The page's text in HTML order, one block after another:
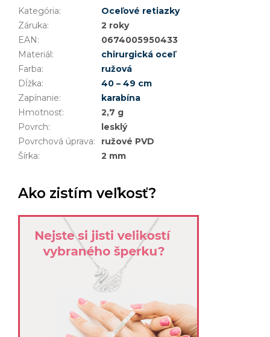
Kategória:
Oceľové retiazky
Záruka:
2 roky
EAN:
0674005950433
Materiál:
chirurgická oceľ
Farba:
ružová
Dĺžka:
40 – 49 cm
Zapínanie:
karabína
Hmotnosť:
2,7 g
Povrch:
lesklý
Povrchová úprava:
ružové PVD
Šírka: 2 mm
Ako zistím veľkosť?